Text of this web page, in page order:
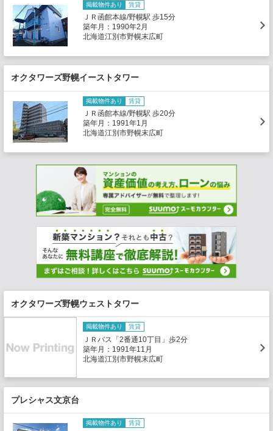
掲載物件あり 賃貸
ＪＲ函館本線/野幌駅 歩15分
築年月：1990年2月
北海道江別市野幌末広町
オクタワーズ野幌イーストタワー
掲載物件あり 賃貸
ＪＲ函館本線/野幌駅 歩20分
築年月：1991年1月
北海道江別市野幌末広町
オクタワーズ野幌ウェストタワー
掲載物件あり 賃貸
ＪＲバス「2番通10丁目」歩2分
築年月：1991年11月
北海道江別市野幌末広町
プレシャス文京台
掲載物件あり 賃貸